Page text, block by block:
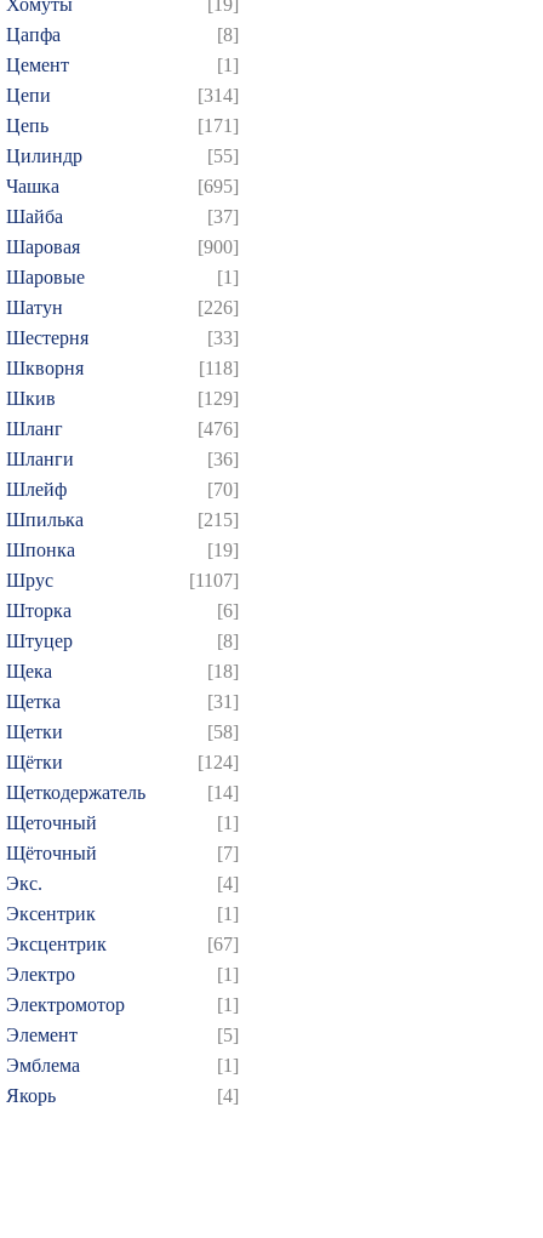
Хомуты
[19]
Цапфа
[8]
Цемент
[1]
Цепи
[314]
Цепь
[171]
Цилиндр
[55]
Чашка
[695]
Шайба
[37]
Шаровая
[900]
Шаровые
[1]
Шатун
[226]
Шестерня
[33]
Шкворня
[118]
Шкив
[129]
Шланг
[476]
Шланги
[36]
Шлейф
[70]
Шпилька
[215]
Шпонка
[19]
Шрус
[1107]
Шторка
[6]
Штуцер
[8]
Щека
[18]
Щетка
[31]
Щетки
[58]
Щётки
[124]
Щеткодержатель
[14]
Щеточный
[1]
Щёточный
[7]
Экс.
[4]
Эксентрик
[1]
Эксцентрик
[67]
Электро
[1]
Электромотор
[1]
Элемент
[5]
Эмблема
[1]
Якорь
[4]